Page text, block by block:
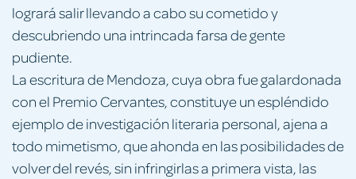
logrará salir llevando a cabo su cometido y
descubriendo una intrincada farsa de gente
pudiente.
La escritura de Mendoza, cuya obra fue galardonada
con el Premio Cervantes, constituye un espléndido
ejemplo de investigación literaria personal, ajena a
todo mimetismo, que ahonda en las posibilidades de
volver del revés, sin infringirlas a primera vista, las